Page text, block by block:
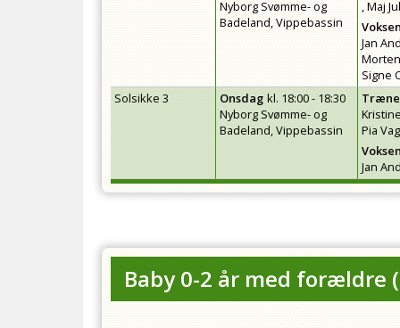
Nyborg Svømme- og
Badeland, Vippebassin
,Maj
Jan
Signe
Solsikke 3
Onsdag kl. 18:00 - 18:30
Nyborg Svømme- og
Badeland, Vippebassin
Pia
Jan
Baby 0-2 år med forældre (